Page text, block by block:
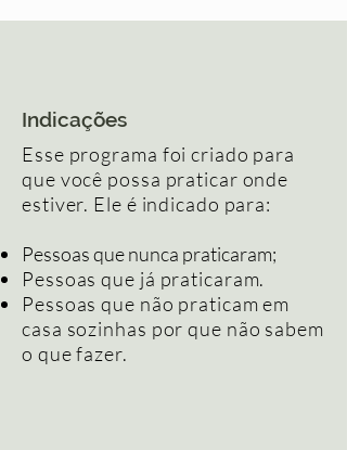
Indicações
Esse programa foi criado para
que você possa praticar onde
estiver. Ele é indicado para:
Pessoas que nunca praticaram;
Pessoas que já praticaram.
Pessoas que não praticam em
casa sozinhas por que não sabem
o que fazer.